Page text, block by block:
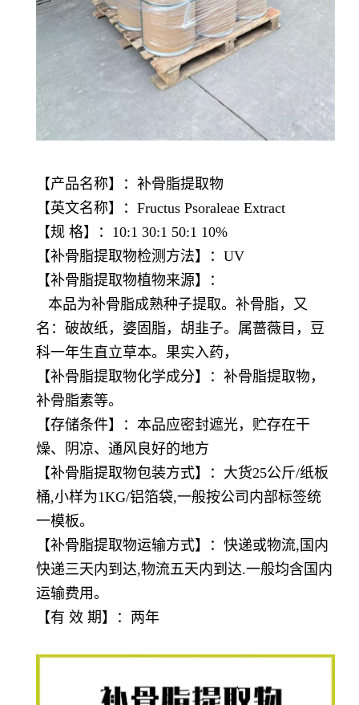
【产品名称】：补骨脂提取物
【英文名称】：Fructus Psoraleae Extract
【规 格】：10:1 30:1 50:1 10%
【补骨脂提取物检测方法】：UV
【补骨脂提取物植物来源】：
本品为补骨脂成熟种子提取。补骨脂，又
名：破故纸，婆固脂，胡韭子。属蔷薇目，豆
科一年生直立草本。果实入药，
【补骨脂提取物化学成分】：补骨脂提取物，
补骨脂素等。
【存储条件】：本品应密封遮光，贮存在干
燥、阴凉、通风良好的地方
【补骨脂提取物包装方式】：大货25公斤/纸板
桶,小样为1KG/铝箔袋,一般按公司内部标签统
一模板。
【补骨脂提取物运输方式】：快递或物流,国内
快递三天内到达,物流五天内到达.一般均含国内
运输费用。
【有 效 期】：两年